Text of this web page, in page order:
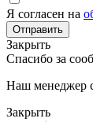
Я согласен на
Отправить
Закрыть
Спасибо за
Наш менеджер
Закрыть